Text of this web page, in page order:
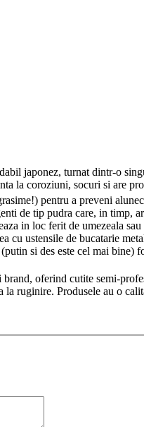
japonez, turnat dintr-o
la coroziuni, socuri si are
pentru a preveni
de tip pudra care, in
in loc ferit de umezeala
cu ustensile de bucatarie
si des este cel mai bine)
oferind cutite semi-
ruginire. Produsele au o